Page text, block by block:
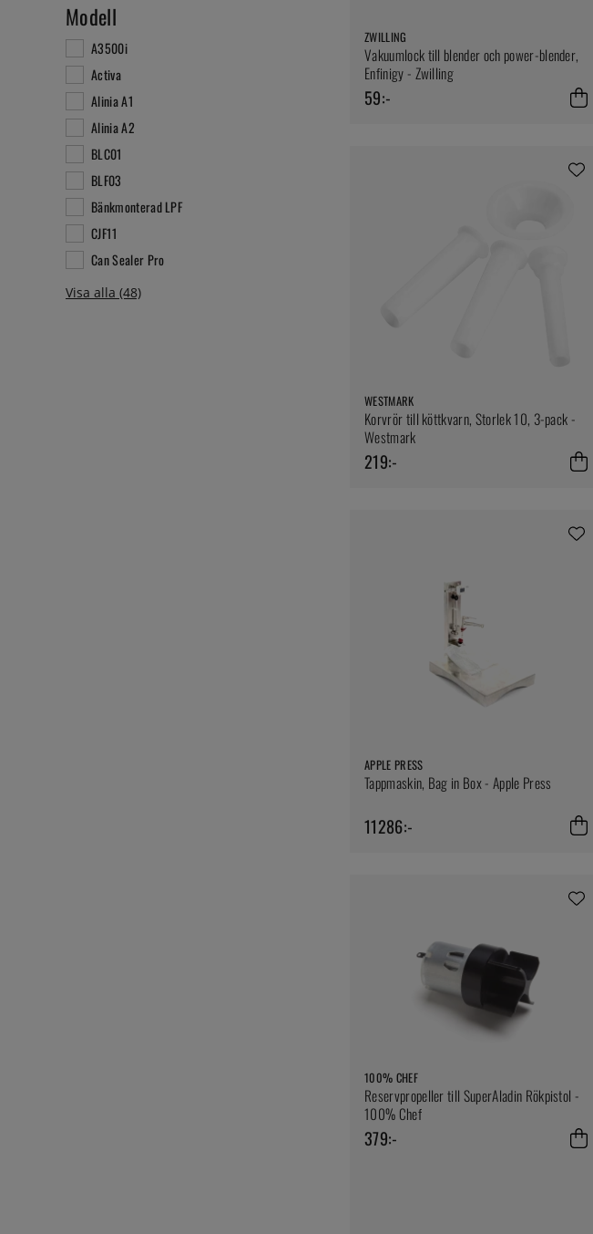
Modell
A3500i
Activa
Alinia A1
Alinia A2
BLC01
BLF03
Bänkmonterad LPF
CJF11
Can Sealer Pro
ZWILLING
Vakuumlock till blender och power-blender,
Enfinigy - Zwilling
59:-
WESTMARK
Korvrör till köttkvarn, Storlek 10, 3-pack -
Westmark
219:-
APPLE PRESS
Tappmaskin, Bag in Box - Apple Press
11286:-
100% CHEF
Reservpropeller till SuperAladin Rökpistol -
100% Chef
379:-